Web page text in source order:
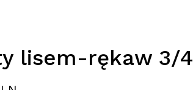
lisem-rękaw 3/4